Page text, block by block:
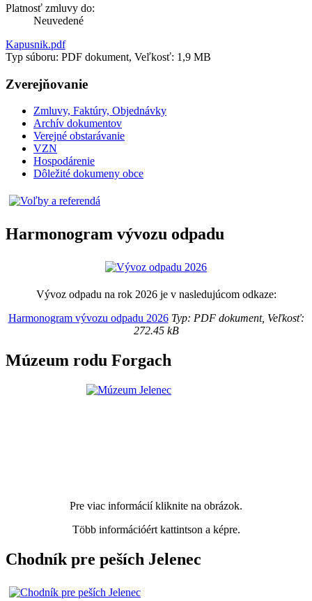
Platnosť zmluvy do:
Neuvedené
Kapusnik.pdf
Typ súboru: PDF dokument, Veľkosť: 1,9 MB
Zverejňovanie
Zmluvy, Faktúry, Objednávky
Archív dokumentov
Verejné obstarávanie
VZN
Hospodárenie
Dôležité dokumeny obce
Harmonogram vývozu odpadu
Vývoz odpadu na rok 2026 je v nasledujúcom odkaze:
Harmonogram vývozu odpadu 2026Typ: PDF dokument, Veľkosť:
272.45 kB
Múzeum rodu Forgach
Pre viac informácií kliknite na obrázok.
Több információért kattintson a képre.
Chodník pre peších Jelenec